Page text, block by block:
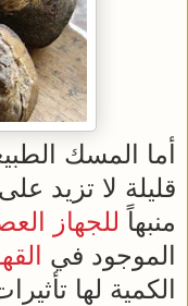
أما المسك
منبهاً للجهاز
الموجود في
الكمية لها